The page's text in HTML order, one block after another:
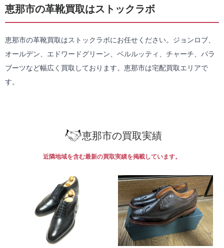
恵那市の革靴買取はストックラボ
恵那市の革靴買取はストックラボにお任せください。ジョンロブ、
オールデン、エドワードグリーン、ベルルッティ、チャーチ、パラ
ブーツなど幅広く買取しております。恵那市は宅配買取エリアで
す。
恵那市の買取実績
近隣地域を含む最新の買取実績を掲載しています。